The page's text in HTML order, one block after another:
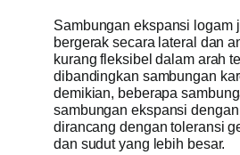
Sambungan ekspansi logam
bergerak secara lateral dan
kurang fleksibel dalam arah
dibandingkan sambungan
demikian, beberapa
sambungan ekspansi dengan
dirancang dengan toleransi
dan sudut yang lebih besar.